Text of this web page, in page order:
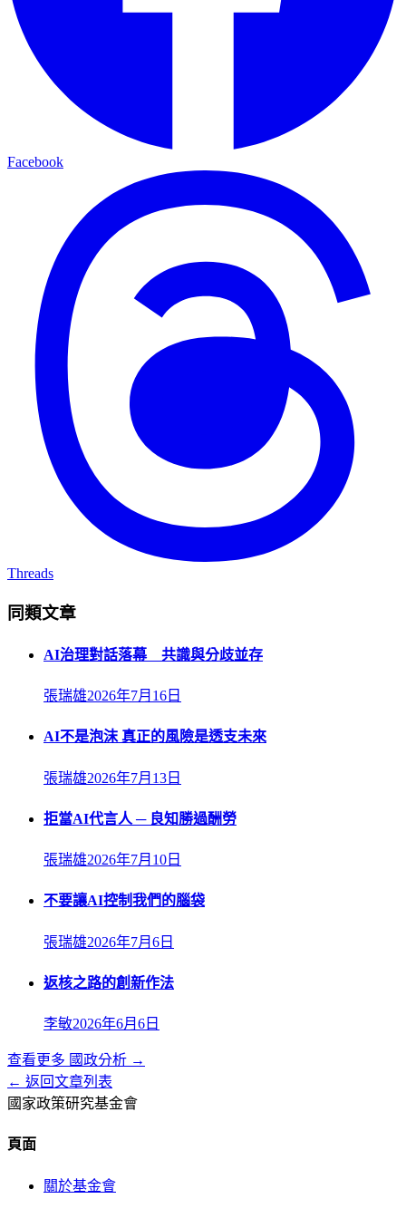
Facebook
Threads
同類文章
AI治理對話落幕 共識與分歧並存
張瑞雄2026年7月16日
AI不是泡沫 真正的風險是透支未來
張瑞雄2026年7月13日
拒當AI代言人 ─ 良知勝過酬勞
張瑞雄2026年7月10日
不要讓AI控制我們的腦袋
張瑞雄2026年7月6日
返核之路的創新作法
李敏2026年6月6日
查看更多 國政分析 →
← 返回文章列表
國家政策研究基金會
頁面
關於基金會